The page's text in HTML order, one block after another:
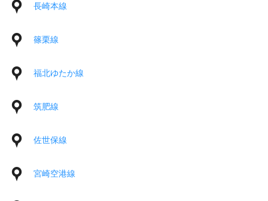
長崎本線
篠栗線
福北ゆたか線
筑肥線
佐世保線
宮崎空港線